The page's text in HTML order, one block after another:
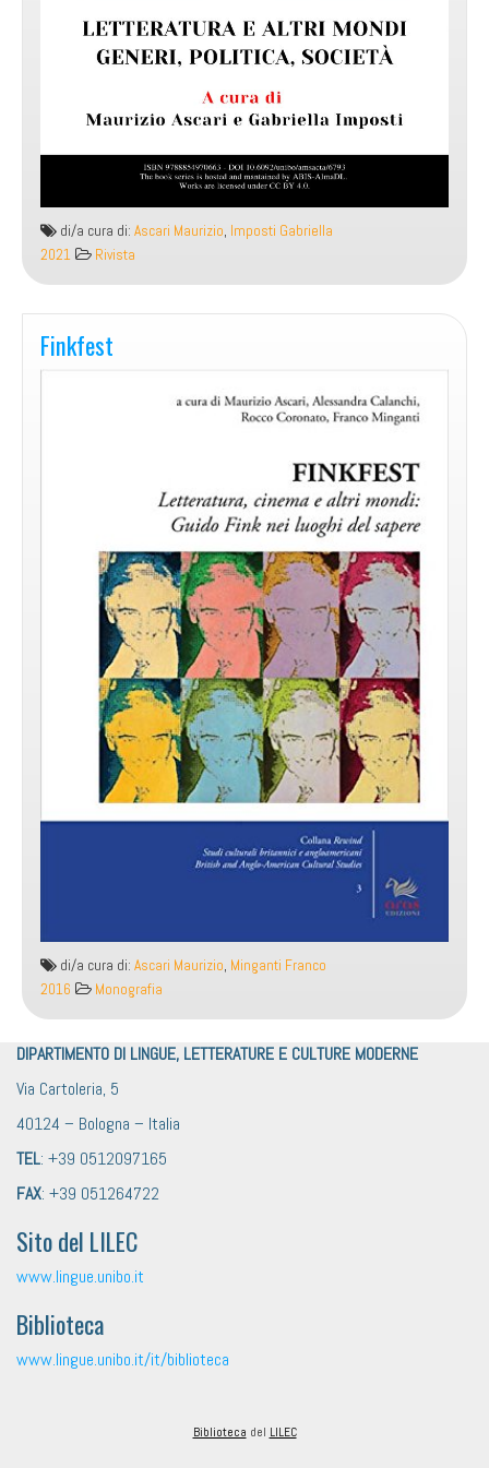
di/a cura di: Ascari Maurizio, Imposti Gabriella
2021
Rivista
Finkfest
di/a cura di: Ascari Maurizio, Minganti Franco
2016
Monografia
DIPARTIMENTO DI LINGUE, LETTERATURE E CULTURE MODERNE
Via Cartoleria, 5
40124 – Bologna – Italia
TEL: +39 0512097165
FAX: +39 051264722
Sito del LILEC
www.lingue.unibo.it
Biblioteca
www.lingue.unibo.it/it/biblioteca
Biblioteca del LILEC